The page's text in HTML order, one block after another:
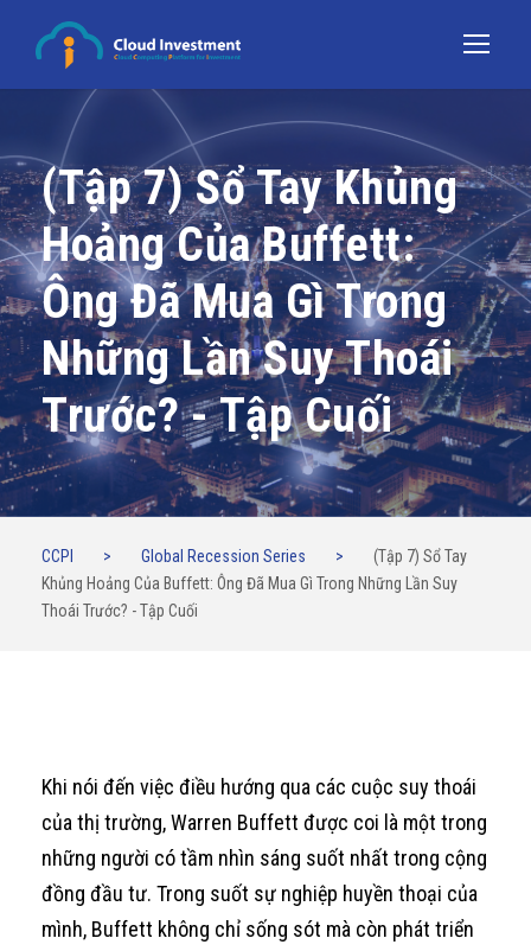
(Tập 7) Sổ Tay Khủng
Hoảng Của Buffett:
Ông Đã Mua Gì Trong
Những Lần Suy Thoái
Trước? - Tập Cuối
CCPI > Global Recession Series >
(Tập 7) Sổ Tay
Khủng Hoảng Của Buffett: Ông Đã Mua Gì Trong Những Lần Suy
Thoái Trước? - Tập Cuối
Khi nói đến việc điều hướng qua các cuộc suy thoái
của thị trường, Warren Buffett được coi là một trong
những người có tầm nhìn sáng suốt nhất trong cộng
đồng đầu tư. Trong suốt sự nghiệp huyền thoại của
mình, Buffett không chỉ sống sót mà còn phát triển